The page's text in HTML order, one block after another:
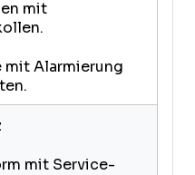
mit
mit Alarmierung
mit Service-